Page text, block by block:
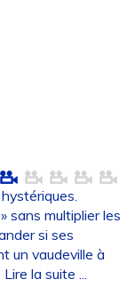
sans multiplier les
si ses
un vaudeville à
Lire la suite ...